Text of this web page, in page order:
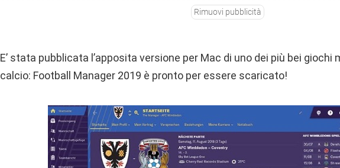
Rimuovi pubblicità
E’ stata pubblicata l’apposita versione per Mac di uno dei più bei giochi
calcio: Football Manager 2019 è pronto per essere scaricato!